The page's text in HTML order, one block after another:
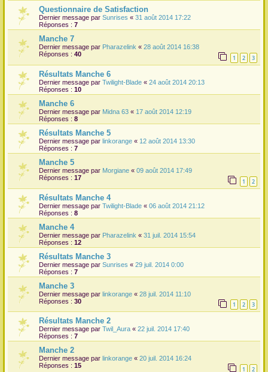
Questionnaire de Satisfaction
Dernier message par Sunrises « 31 août 2014 17:22
Réponses : 7
Manche 7
Dernier message par Pharazelink « 28 août 2014 16:38
Réponses : 40 1 2 3
Résultats Manche 6
Dernier message par Twilight-Blade « 24 août 2014 20:13
Réponses : 10
Manche 6
Dernier message par Midna 63 « 17 août 2014 12:19
Réponses : 8
Résultats Manche 5
Dernier message par linkorange « 12 août 2014 13:30
Réponses : 7
Manche 5
Dernier message par Morgiane « 09 août 2014 17:49
Réponses : 17 1 2
Résultats Manche 4
Dernier message par Twilight-Blade « 06 août 2014 21:12
Réponses : 8
Manche 4
Dernier message par Pharazelink « 31 juil. 2014 15:54
Réponses : 12
Résultats Manche 3
Dernier message par Sunrises « 29 juil. 2014 0:00
Réponses : 7
Manche 3
Dernier message par linkorange « 28 juil. 2014 11:10
Réponses : 30 1 2 3
Résultats Manche 2
Dernier message par Twil_Aura « 22 juil. 2014 17:40
Réponses : 7
Manche 2
Dernier message par linkorange « 20 juil. 2014 16:24
Réponses : 15 1 2